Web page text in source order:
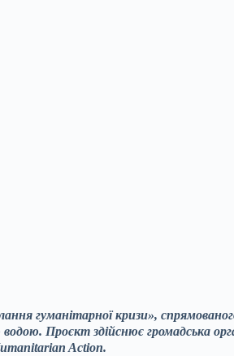
гуманітарної кризи»,
Проєкт здійснює громадська
Action.